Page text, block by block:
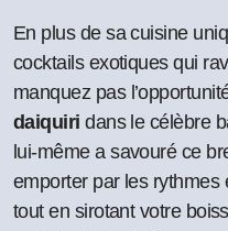
En plus de sa cuisine
cocktails exotiques qui
manquez pas
daiquiri dans le célèbre
lui-même a savouré ce
emporter par les rythmes
tout en sirotant votre